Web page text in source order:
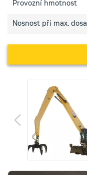
Provozní hmotnost
Nosnost při max.